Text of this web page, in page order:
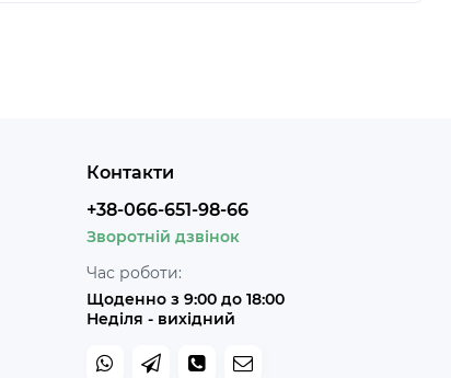
Контакти
+38-066-651-98-66
Зворотній дзвінок
Час роботи:
Щоденно з 9:00 до 18:00
Неділя - вихідний